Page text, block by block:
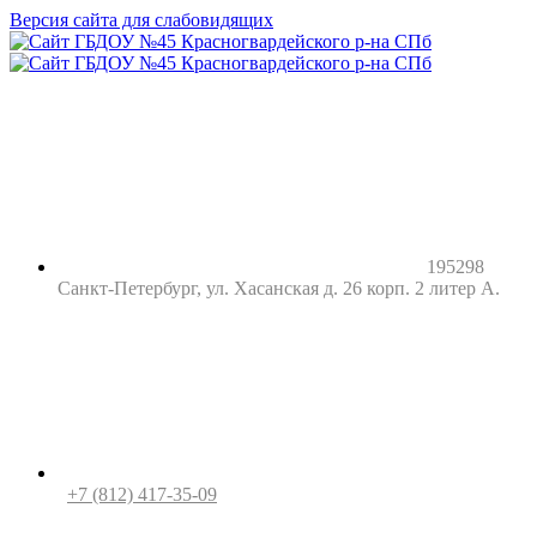
Версия сайта для слабовидящих
195298
Санкт-Петербург, ул. Хасанская д. 26 корп. 2 литер А.
+7 (812) 417-35-09